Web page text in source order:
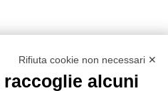
Rifiuta cookie non necessari ✕
alcuni